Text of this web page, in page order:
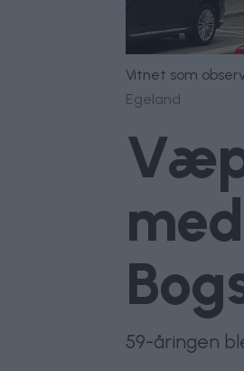
Vitnet som
Egeland
59-åringen